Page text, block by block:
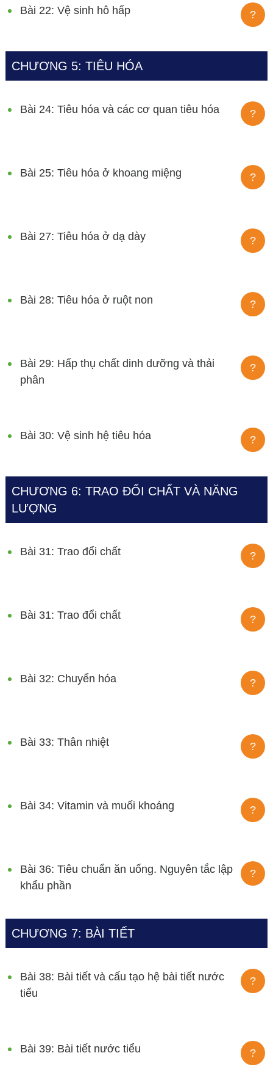
Bài 22: Vệ sinh hô hấp ?
CHƯƠNG 5: TIÊU HÓA
Bài 24: Tiêu hóa và các cơ quan tiêu hóa ?
Bài 25: Tiêu hóa ở khoang miệng ?
Bài 27: Tiêu hóa ở dạ dày ?
Bài 28: Tiêu hóa ở ruột non ?
Bài 29: Hấp thụ chất dinh dưỡng và thải
phân
?
Bài 30: Vệ sinh hệ tiêu hóa ?
CHƯƠNG 6: TRAO ĐỔI CHẤT VÀ NĂNG
LƯỢNG
Bài 31: Trao đổi chất ?
Bài 31: Trao đổi chất ?
Bài 32: Chuyển hóa ?
Bài 33: Thân nhiệt ?
Bài 34: Vitamin và muối khoáng ?
Bài 36: Tiêu chuẩn ăn uống. Nguyên tắc lập
khẩu phần
?
CHƯƠNG 7: BÀI TIẾT
Bài 38: Bài tiết và cấu tạo hệ bài tiết nước
tiểu
?
Bài 39: Bài tiết nước tiểu ?